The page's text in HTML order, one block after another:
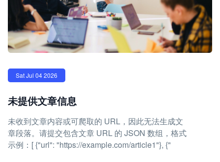
Sat Jul 04 2026
未提供文章信息
未收到文章内容或可爬取的 URL，因此无法生成文
章段落。请提交包含文章 URL 的 JSON 数组，格式
示例：[ {"url": "https://example.com/article1"}, {"